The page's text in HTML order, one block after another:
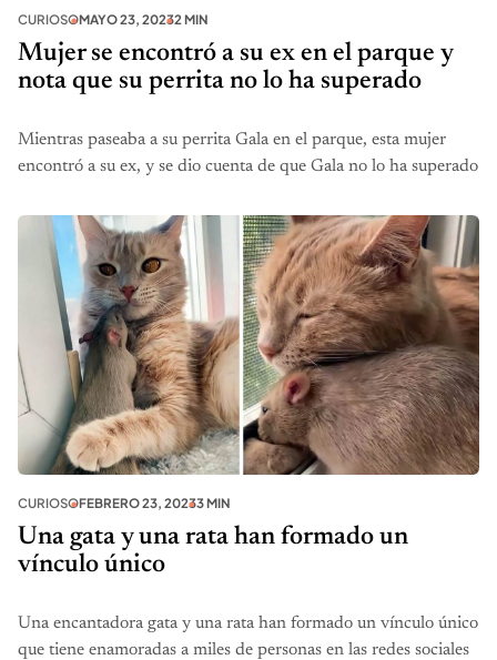
CURIOSOMAYO 23, 20232 MIN
Mujer se encontró a su ex en el parque y
nota que su perrita no lo ha superado
Mientras paseaba a su perrita Gala en el parque, esta mujer
encontró a su ex, y se dio cuenta de que Gala no lo ha superado
CURIOSOFEBRERO 23, 20233 MIN
Una gata y una rata han formado un
vínculo único
Una encantadora gata y una rata han formado un vínculo único
que tiene enamoradas a miles de personas en las redes sociales